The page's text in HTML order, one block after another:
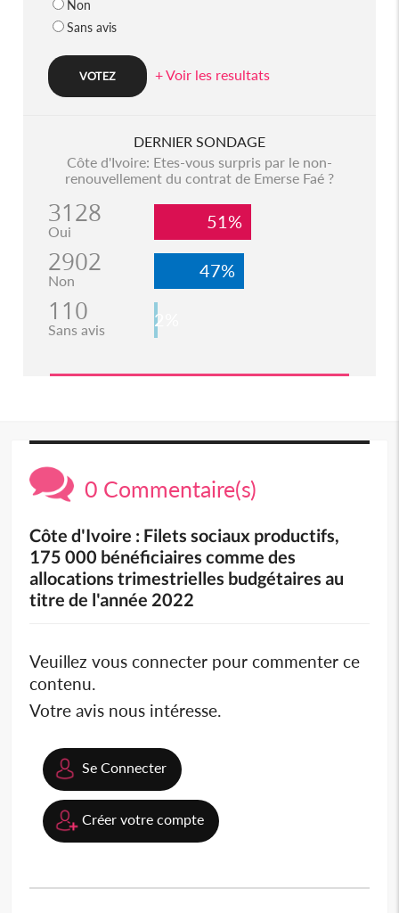
Non
Sans avis
+ Voir les resultats
DERNIER SONDAGE
Côte d'Ivoire: Etes-vous surpris par le non-
renouvellement du contrat de Emerse Faé ?
3128
Oui 51%
2902
Non 47%
110
Sans avis 2%
0 Commentaire(s)
Côte d'Ivoire : Filets sociaux productifs,
175 000 bénéficiaires comme des
allocations trimestrielles budgétaires au
titre de l'année 2022
Veuillez vous connecter pour commenter ce
contenu.
Votre avis nous intéresse.
Se Connecter
Créer votre compte